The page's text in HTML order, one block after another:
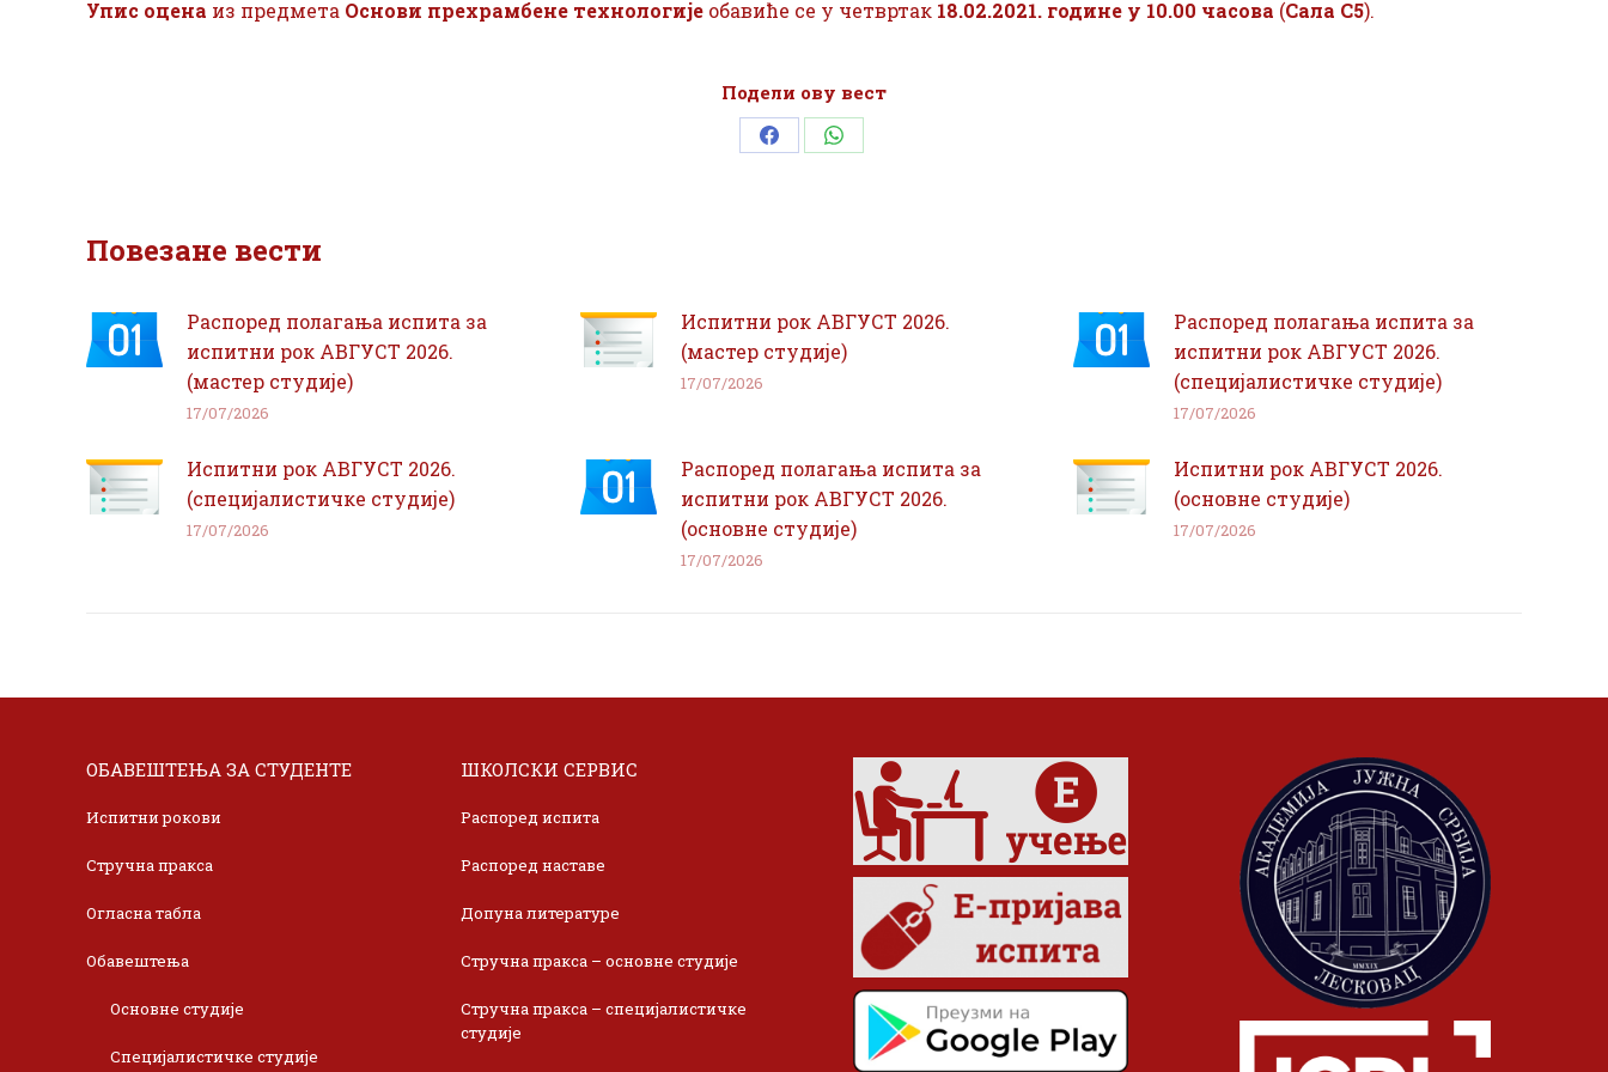
Упис оцена из предмета Основи прехрамбене технологије обавиће се у четвртак 18.02.2021. године у 10.00 часова (Сала С5).
Подели ову вест
Share Share
Повезане вести
Распоред полагања испита за
испитни рок АВГУСТ 2026.
(мастер студије)
17/07/2026
Испитни рок АВГУСТ 2026.
(мастер студије)
17/07/2026
Распоред полагања испита за
испитни рок АВГУСТ 2026.
(специјалистичке студије)
17/07/2026
Испитни рок АВГУСТ 2026.
(специјалистичке студије)
17/07/2026
Распоред полагања испита за
испитни рок АВГУСТ 2026.
(основне студије)
17/07/2026
Испитни рок АВГУСТ 2026.
(основне студије)
17/07/2026
ОБАВЕШТЕЊА ЗА СТУДЕНТЕ
Испитни рокови
Стручна пракса
Огласна табла
Обавештења
Основне студије
Специјалистичке студије
ШКОЛСКИ СЕРВИС
Распоред испита
Распоред наставе
Допуна литературе
Стручна пракса – основне студије
Стручна пракса – специјалистичке
студије